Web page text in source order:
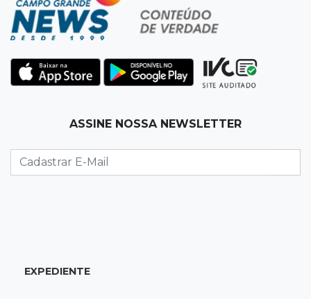
Homem é baleado após apontar revólver para
policiais militares
22:42Resumão
Palmeiras e Vasco confirmam vagas nas
Eleitorado aprova teste da urna, mas diz que
colinha será "fundamental"
ASSINE NOSSA NEWSLETTER
EXPEDIENTE